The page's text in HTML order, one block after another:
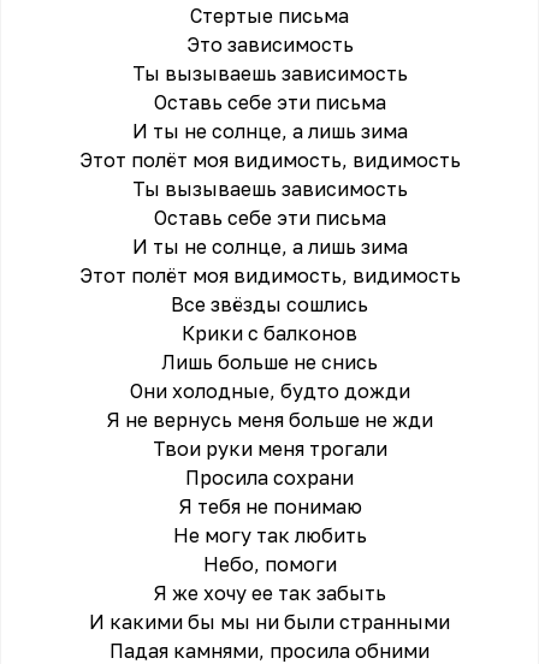
Стертые письма
Это зависимость
Ты вызываешь зависимость
Оставь себе эти письма
И ты не солнце, а лишь зима
Этот полёт моя видимость, видимость
Ты вызываешь зависимость
Оставь себе эти письма
И ты не солнце, а лишь зима
Этот полёт моя видимость, видимость
Все звёзды сошлись
Крики с балконов
Лишь больше не снись
Они холодные, будто дожди
Я не вернусь меня больше не жди
Твои руки меня трогали
Просила сохрани
Я тебя не понимаю
Не могу так любить
Небо, помоги
Я же хочу ее так забыть
И какими бы мы ни были странными
Падая камнями, просила обними